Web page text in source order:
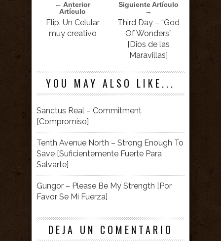
← Anterior
Artículo
Flip. Un Celular
muy creativo
Siguiente Artículo
→
Third Day – “God
Of Wonders”
[Dios de las
Maravillas]
YOU MAY ALSO LIKE...
Sanctus Real – Commitment
[Compromiso]
Tenth Avenue North – Strong Enough To
Save [Suficientemente Fuerte Para
Salvarte]
Gungor – Please Be My Strength [Por
Favor Se Mi Fuerza]
DEJA UN COMENTARIO